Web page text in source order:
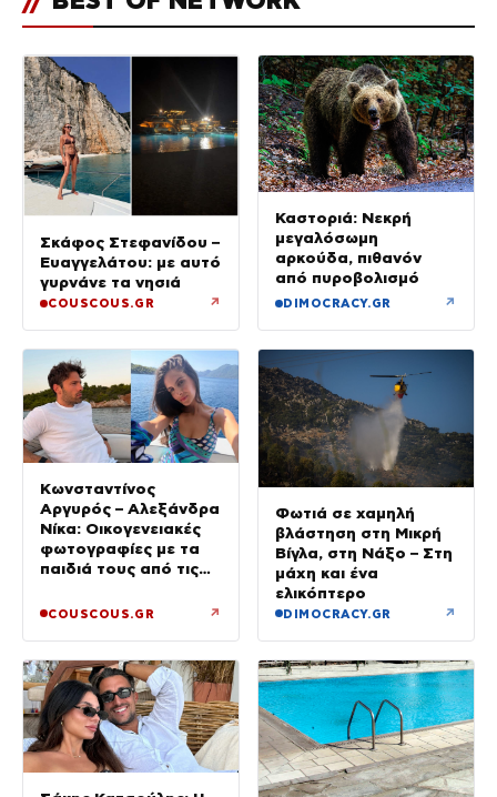
Σκάφος Στεφανίδου –
Ευαγγελάτου: με αυτό
γυρνάνε τα νησιά
COUSCOUS.GR ↗
Καστοριά: Νεκρή
μεγαλόσωμη
αρκούδα, πιθανόν
από πυροβολισμό
DIMOCRACY.GR ↗
Κωνσταντίνος
Αργυρός – Αλεξάνδρα
Νίκα: Οικογενειακές
φωτογραφίες με τα
παιδιά τους από τις
σκάφος
COUSCOUS.GR ↗
Φωτιά σε χαμηλή
βλάστηση στη Μικρή
Βίγλα, στη Νάξο – Στη
μάχη και ένα
ελικόπτερο
DIMOCRACY.GR ↗